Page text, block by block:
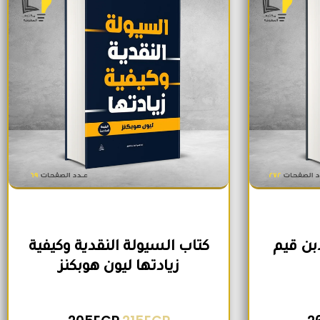
قيم
كتاب السيولة النقدية وكيفية
زيادتها ليون هوبكنز